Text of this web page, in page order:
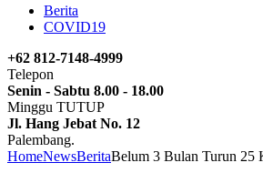
Berita
COVID19
+62 812-7148-4999
Telepon
Senin - Sabtu 8.00 - 18.00
Minggu TUTUP
Jl. Hang Jebat No. 12
Palembang.
HomeNewsBeritaBelum 3 Bulan Turun 25